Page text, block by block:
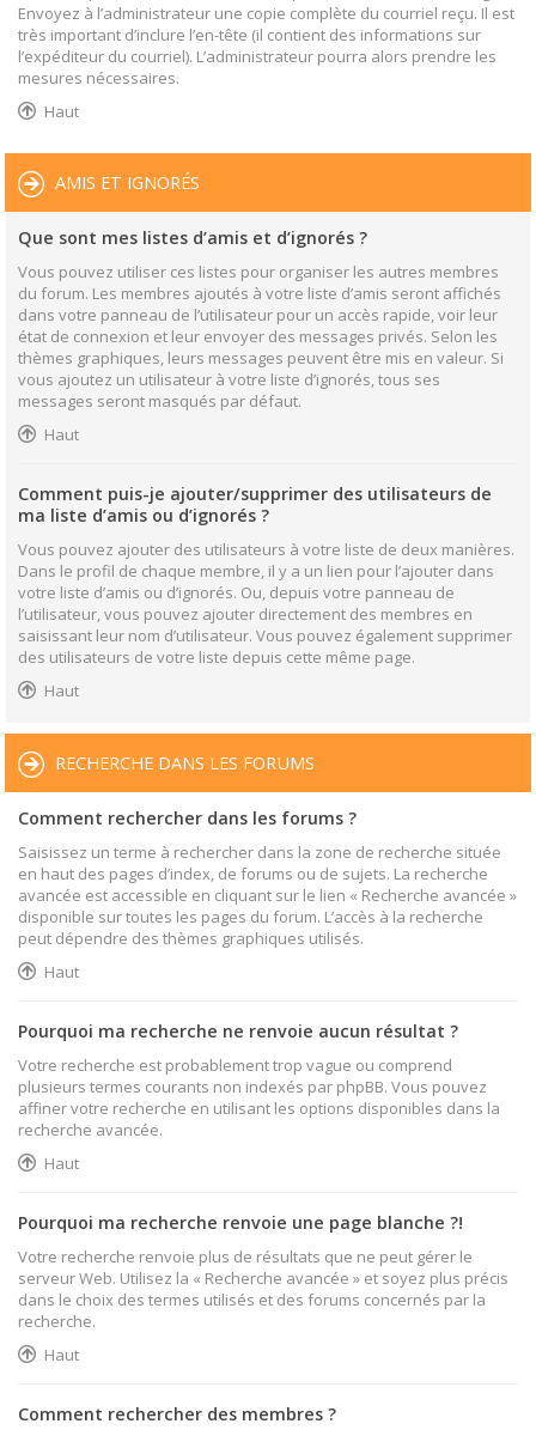
Envoyez à l’administrateur une copie complète du courriel reçu. Il est
très important d’inclure l’en-tête (il contient des informations sur
l’expéditeur du courriel). L’administrateur pourra alors prendre les
mesures nécessaires.
Haut
AMIS ET IGNORÉS
Que sont mes listes d’amis et d’ignorés ?
Vous pouvez utiliser ces listes pour organiser les autres membres
du forum. Les membres ajoutés à votre liste d’amis seront affichés
dans votre panneau de l’utilisateur pour un accès rapide, voir leur
état de connexion et leur envoyer des messages privés. Selon les
thèmes graphiques, leurs messages peuvent être mis en valeur. Si
vous ajoutez un utilisateur à votre liste d’ignorés, tous ses
messages seront masqués par défaut.
Haut
Comment puis-je ajouter/supprimer des utilisateurs de
ma liste d’amis ou d’ignorés ?
Vous pouvez ajouter des utilisateurs à votre liste de deux manières.
Dans le profil de chaque membre, il y a un lien pour l’ajouter dans
votre liste d’amis ou d’ignorés. Ou, depuis votre panneau de
l’utilisateur, vous pouvez ajouter directement des membres en
saisissant leur nom d’utilisateur. Vous pouvez également supprimer
des utilisateurs de votre liste depuis cette même page.
Haut
RECHERCHE DANS LES FORUMS
Comment rechercher dans les forums ?
Saisissez un terme à rechercher dans la zone de recherche située
en haut des pages d’index, de forums ou de sujets. La recherche
avancée est accessible en cliquant sur le lien « Recherche avancée »
disponible sur toutes les pages du forum. L’accès à la recherche
peut dépendre des thèmes graphiques utilisés.
Haut
Pourquoi ma recherche ne renvoie aucun résultat ?
Votre recherche est probablement trop vague ou comprend
plusieurs termes courants non indexés par phpBB. Vous pouvez
affiner votre recherche en utilisant les options disponibles dans la
recherche avancée.
Haut
Pourquoi ma recherche renvoie une page blanche ?!
Votre recherche renvoie plus de résultats que ne peut gérer le
serveur Web. Utilisez la « Recherche avancée » et soyez plus précis
dans le choix des termes utilisés et des forums concernés par la
recherche.
Haut
Comment rechercher des membres ?